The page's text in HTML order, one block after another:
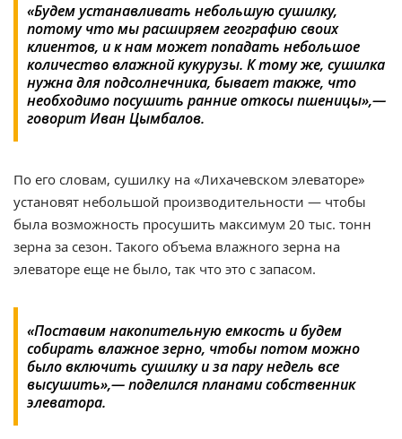
«Будем устанавливать небольшую сушилку,
потому что мы расширяем географию своих
клиентов, и к нам может попадать небольшое
количество влажной кукурузы. К тому же, сушилка
нужна для подсолнечника, бывает также, что
необходимо посушить ранние откосы пшеницы»,—
говорит Иван Цымбалов.
По его словам, сушилку на «Лихачевском элеваторе»
установят небольшой производительности — чтобы
была возможность просушить максимум 20 тыс. тонн
зерна за сезон. Такого объема влажного зерна на
элеваторе еще не было, так что это с запасом.
«Поставим накопительную емкость и будем
собирать влажное зерно, чтобы потом можно
было включить сушилку и за пару недель все
высушить»,— поделился планами собственник
элеватора.